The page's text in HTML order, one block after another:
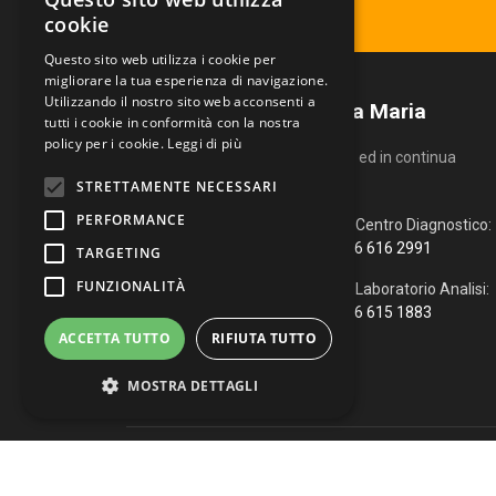
Centro Diagnostico Villa Maria
Un servizio altamente qualificato ed in continua
evoluzione.
Via Fiume, 4
51100 Pistoia (PT)
0573 976088
info@vmcd.it
Centro Diagnostico:
366 616 2991
Laboratorio Analisi:
366 615 1883
cookie
Questo sito web utilizza i cookie per
migliorare la tua esperienza di navigazione.
Utilizzando il nostro sito web acconsenti a
tutti i cookie in conformità con la nostra
policy per i cookie. Leggi di più
STRETTAMENTE NECESSARI
PERFORMANCE
TARGETING
FUNZIONALITÀ
ACCETTA TUTTO RIFIUTA TUTTO
MOSTRA DETTAGLI